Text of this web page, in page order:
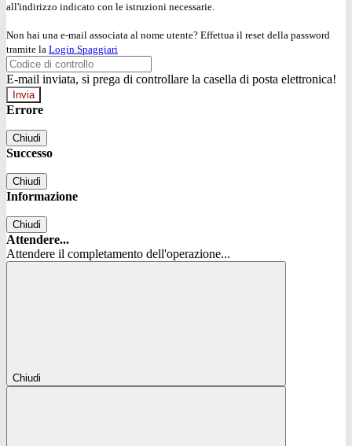
all'indirizzo indicato con le istruzioni necessarie.
Non hai una e-mail associata al nome utente? Effettua il reset della password
tramite la Login Spaggiari
E-mail inviata, si prega di controllare la casella di posta elettronica!
Errore
Chiudi
Successo
Chiudi
Informazione
Chiudi
Attendere...
Attendere il completamento dell'operazione...
Chiudi